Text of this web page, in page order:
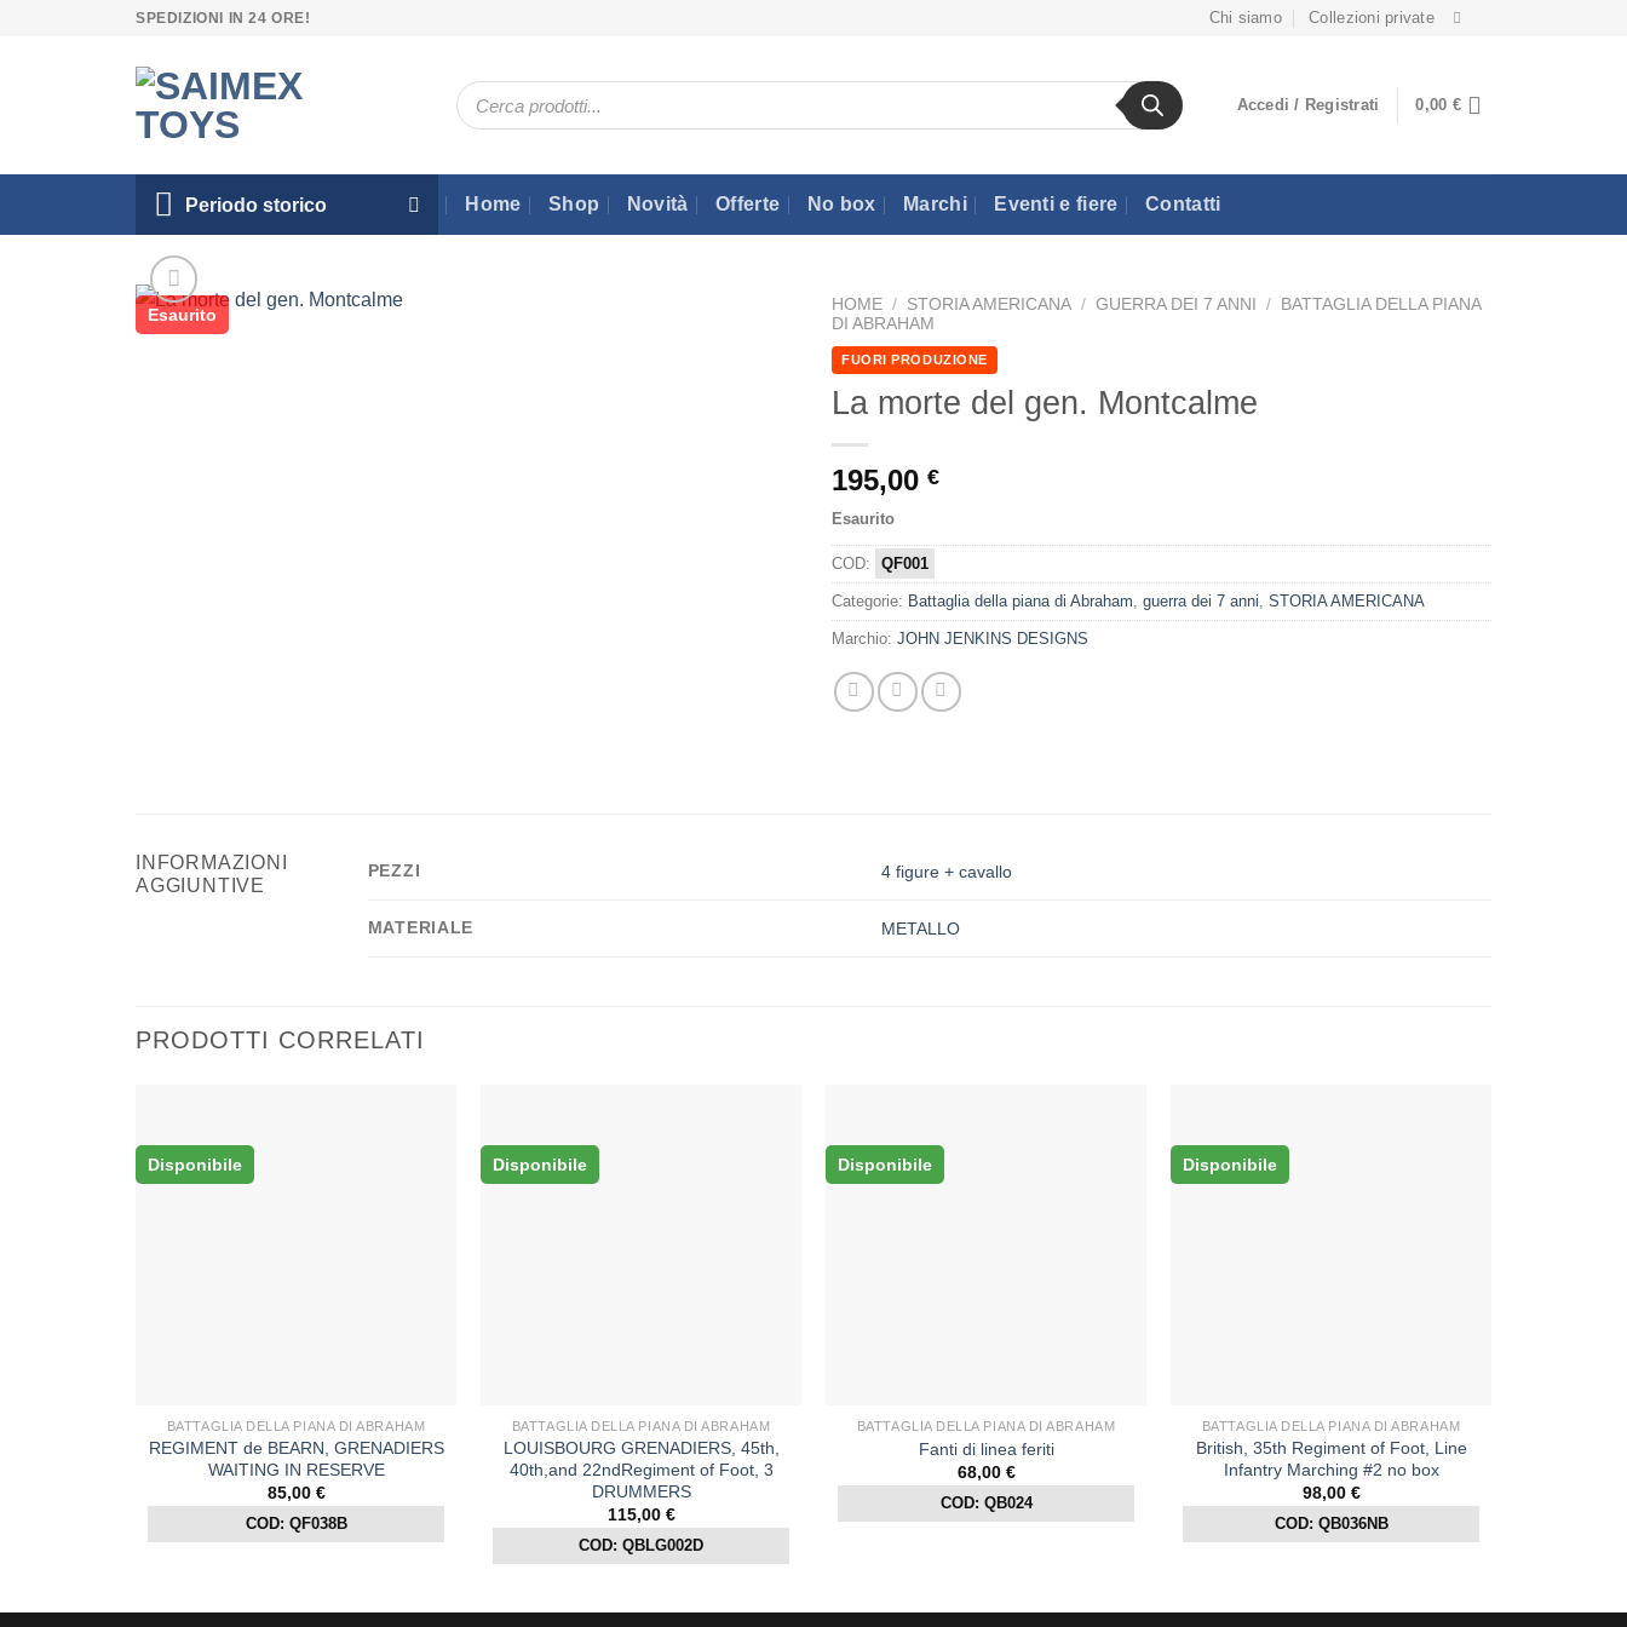
SPEDIZIONI IN 24 ORE! Chi siamo Collezioni private
Ricerca
prodotti
Accedi / Registrati 0,00 €
Periodo storico Home Shop Novità Offerte No box Marchi Eventi e fiere Contatti
Esaurito
HOME / STORIA AMERICANA / GUERRA DEI 7 ANNI /
BATTAGLIA DELLA PIANA
DI ABRAHAM
FUORI PRODUZIONE
La morte del gen. Montcalme
195,00 €
Esaurito
COD: QF001
Categorie: Battaglia della piana di Abraham guerra dei 7 anni STORIA AMERICANA
Marchio: JOHN JENKINS DESIGNS
INFORMAZIONI
AGGIUNTIVE
PEZZI 4 figure + cavallo
MATERIALE METALLO
PRODOTTI CORRELATI
Disponibile
BATTAGLIA DELLA PIANA DI ABRAHAM
REGIMENT de BEARN, GRENADIERS
WAITING IN RESERVE
85,00 €
COD: QF038B
Disponibile
BATTAGLIA DELLA PIANA DI ABRAHAM
LOUISBOURG GRENADIERS, 45th,
40th,and 22ndRegiment of Foot, 3
DRUMMERS
115,00 €
COD: QBLG002D
Disponibile
BATTAGLIA DELLA PIANA DI ABRAHAM
Fanti di linea feriti
68,00 €
COD: QB024
Disponibile
BATTAGLIA DELLA PIANA DI ABRAHAM
British, 35th Regiment of Foot, Line
Infantry Marching #2 no box
98,00 €
COD: QB036NB